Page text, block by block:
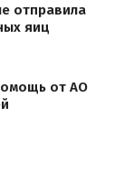
отправила
яиц
от АО